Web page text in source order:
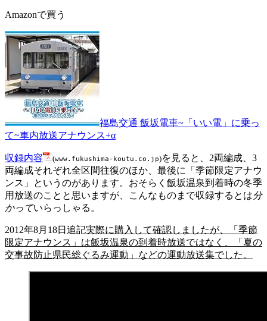
Amazonで買う
福島交通 飯坂電車~「いい電」に乗っ
て~車内放送アナウンス+α
収録内容 (www.fukushima-koutu.co.jp)を見ると、2両編成、3
両編成それぞれ全区間往復のほか、最後に「季節限定アナウ
ンス」というのがあります。おそらく飯坂温泉到着時の冬季
用放送のことと思いますが、こんなものまで収録するとは分
かっていらっしゃる。
2012年8月18日追記実際に購入して確認しましたが、「季節
限定アナウンス」は飯坂温泉の到着時放送ではなく、「夏の
交事故防止県民総ぐるみ運動」などの運動放送集でした。